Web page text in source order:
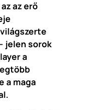
az erő
jelen sorok
a
a maga